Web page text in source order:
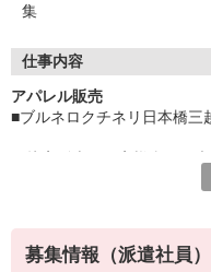
集
仕事内容
アパレル販売
■ブルネロクチネリ日本橋三
在庫数の確
認作業等）
募集情報（派遣社員）